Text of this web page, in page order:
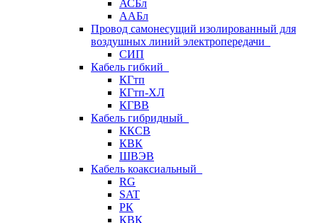
АСБл
ААБл
Провод самонесущий изолированный для
воздушных линий электропередачи
СИП
Кабель гибкий
КГтп
КГтп-ХЛ
КГВВ
Кабель гибридный
ККСВ
КВК
ШВЭВ
Кабель коаксиальный
RG
SAT
РК
КВК